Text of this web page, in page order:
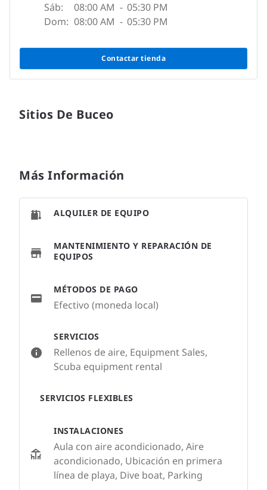
Sáb:
08:00 AM - 05:30 PM
Dom: 08:00 AM - 05:30 PM
Contactar tienda
Sitios De Buceo
Más Información
SERVICIOS
Rellenos de aire, Equipment Sales,
Scuba equipment rental
SERVICIOS FLEXIBLES
INSTALACIONES
Aula con aire acondicionado, Aire
acondicionado, Ubicación en primera
línea de playa, Dive boat, Parking
ALQUILER DE EQUIPO
MANTENIMIENTO Y REPARACIÓN DE
EQUIPOS
MÉTODOS DE PAGO
Efectivo (moneda local)